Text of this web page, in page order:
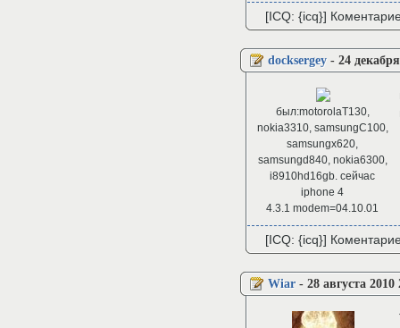
[ICQ: {icq}]
docksergey - 24
был:motorolaT130,
nokia3310, samsungC100,
samsungx620,
samsungd840, nokia6300,
i8910hd16gb. сейчас
iphone 4
4.3.1 modem=04.10.01
[ICQ: {icq}]
Wiar - 28 августа 2010